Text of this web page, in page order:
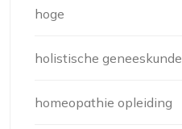
hoge
holistische geneeskunde
homeopathie opleiding